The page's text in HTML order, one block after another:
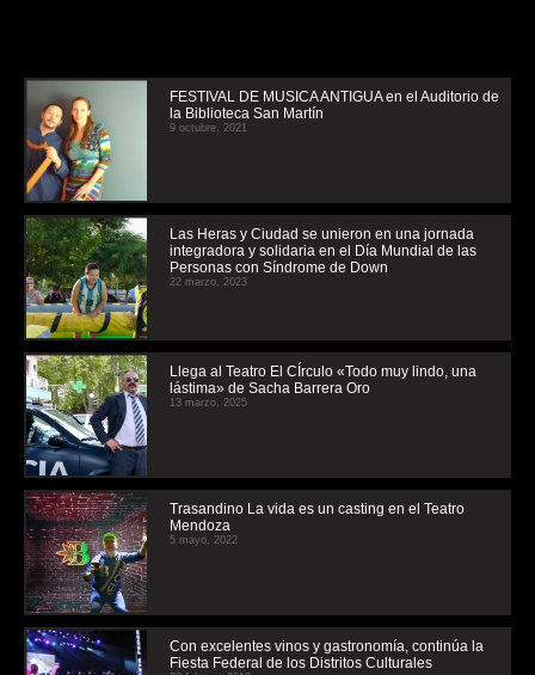
FESTIVAL DE MUSICA ANTIGUA en el Auditorio de
la Biblioteca San Martín
9 octubre, 2021
Las Heras y Ciudad se unieron en una jornada
integradora y solidaria en el Día Mundial de las
Personas con Síndrome de Down
22 marzo, 2023
Llega al Teatro El CÍrculo «Todo muy lindo, una
lástima» de Sacha Barrera Oro
13 marzo, 2025
Trasandino La vida es un casting en el Teatro
Mendoza
5 mayo, 2022
Con excelentes vinos y gastronomía, continúa la
Fiesta Federal de los Distritos Culturales